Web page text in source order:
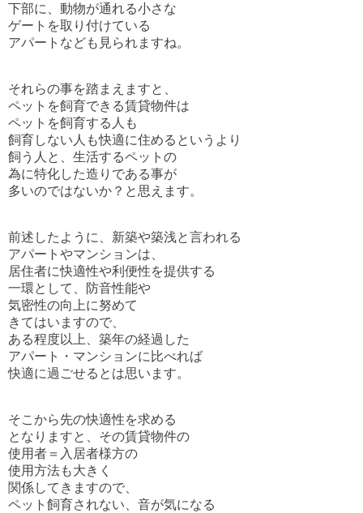
下部に、動物が通れる小さな
ゲートを取り付けている
アパートなども見られますね。
それらの事を踏まえますと、
ペットを飼育できる賃貸物件は
ペットを飼育する人も
飼育しない人も快適に住めるというより
飼う人と、生活するペットの
為に特化した造りである事が
多いのではないか？と思えます。
前述したように、新築や築浅と言われる
アパートやマンションは、
居住者に快適性や利便性を提供する
一環として、防音性能や
気密性の向上に努めて
きてはいますので、
ある程度以上、築年の経過した
アパート・マンションに比べれば
快適に過ごせるとは思います。
そこから先の快適性を求める
となりますと、その賃貸物件の
使用者＝入居者様方の
使用方法も大きく
関係してきますので、
ペット飼育されない、音が気になる